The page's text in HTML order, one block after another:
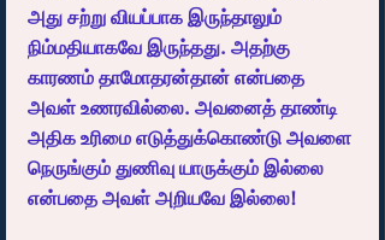
அது சற்று வியப்பாக இருந்தாலும்
நிம்மதியாகவே இருந்தது. அதற்கு
காரணம் தாமோதரன்தான் என்பதை
அவள் உணரவில்லை. அவனைத் தாண்டி
அதிக உரிமை எடுத்துக்கொண்டு அவளை
நெருங்கும் துணிவு யாருக்கும் இல்லை
என்பதை அவள் அறியவே இல்லை!